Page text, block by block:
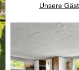
Unsere